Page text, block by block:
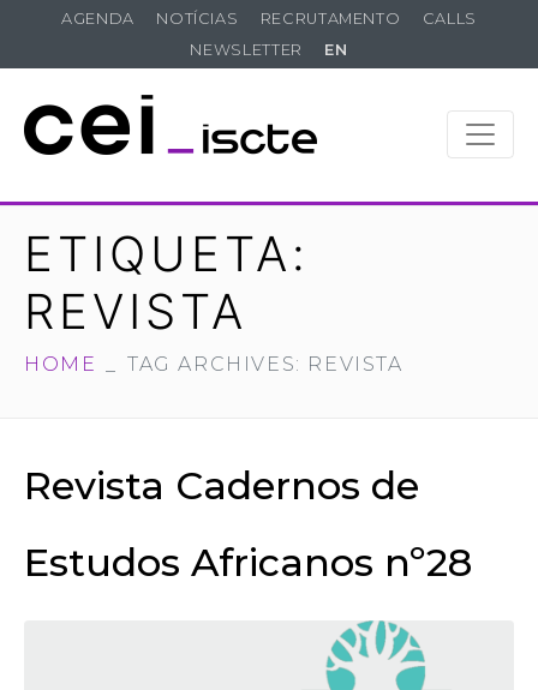
AGENDA NOTÍCIAS RECRUTAMENTO
CALLS
NEWSLETTER
EN
ETIQUETA:
REVISTA
HOME TAG ARCHIVES: REVISTA
Revista Cadernos de
Estudos Africanos nº28